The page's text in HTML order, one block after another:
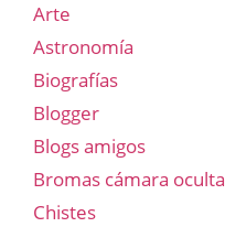
Arte
Astronomía
Biografías
Blogger
Blogs amigos
Bromas cámara oculta
Chistes